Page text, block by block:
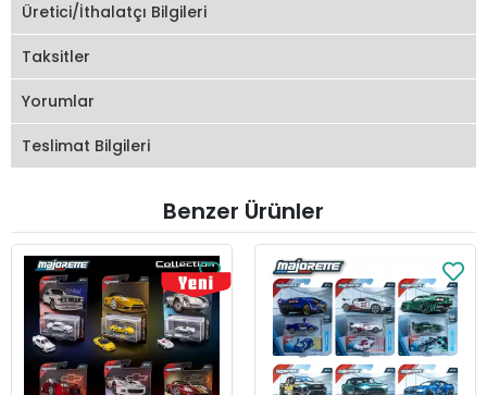
Üretici/İthalatçı Bilgileri
Taksitler
Yorumlar
Teslimat Bilgileri
Benzer Ürünler